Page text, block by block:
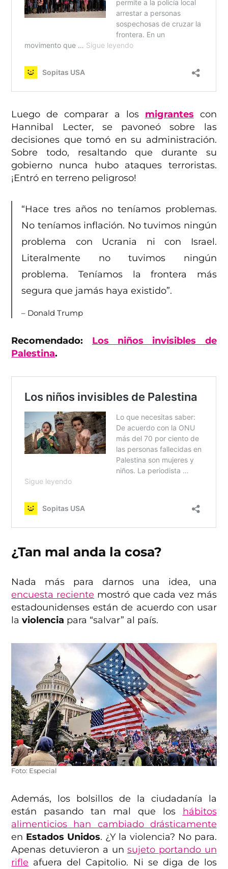
Luego de comparar a los migrantes con
Hannibal Lecter, se pavoneó sobre las
decisiones que tomó en su administración.
Sobre todo, resaltando que durante su
gobierno nunca hubo ataques terroristas.
¡Entró en terreno peligroso!
“Hace tres años no teníamos problemas.
No teníamos inflación. No tuvimos ningún
problema con Ucrania ni con Israel.
Literalmente no tuvimos ningún
problema. Teníamos la frontera más
segura que jamás haya existido”.
– Donald Trump
Recomendado: Los niños invisibles de
Palestina.
¿Tan mal anda la cosa?
Nada más para darnos una idea, una
encuesta reciente mostró que cada vez más
estadounidenses están de acuerdo con usar
laviolencia para “salvar” al país.
Foto: Especial
Además, los bolsillos de la ciudadanía la
están pasando tan mal que los hábitos
alimenticios han cambiado drásticamente
en Estados Unidos. ¿Y la violencia? No para.
Apenas detuvieron a unsujeto portando un
rifle afuera del Capitolio. Ni se diga de los